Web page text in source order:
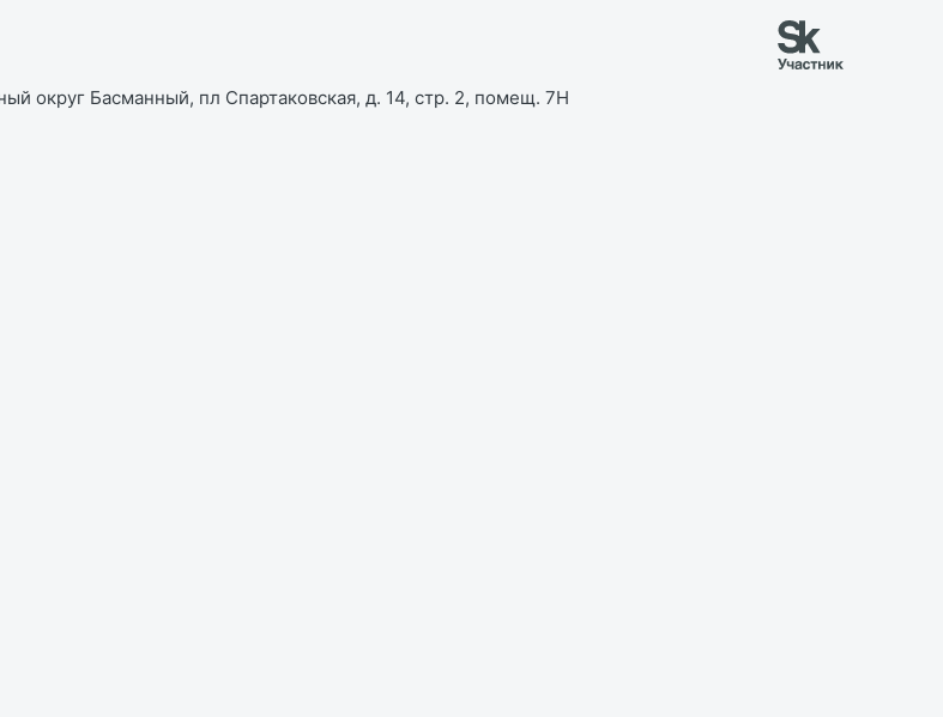
округ Басманный, пл Спартаковская, д. 14, стр. 2, помещ. 7Н